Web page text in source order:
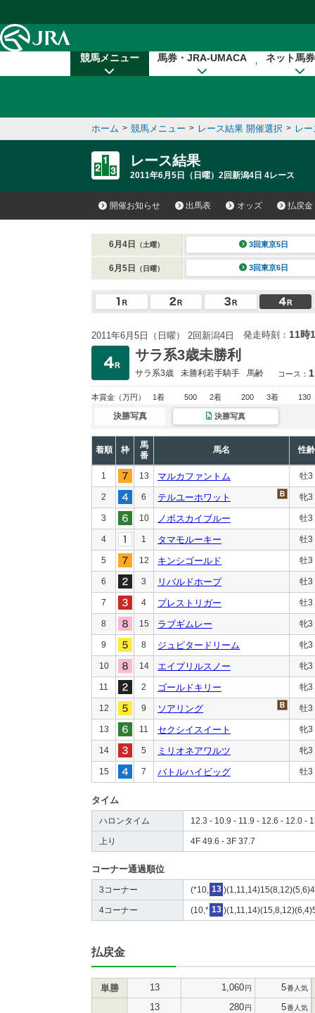
競馬メニュー 馬券・JRA-UMACA ネット馬
ホーム > 競馬メニュー > レース結果 開催選択 > レ
レース結果
2011年6月5日（日曜）2回新潟4日 4レース
開催お知らせ 出馬表 オッズ 払戻金
6月4日 （土曜） 3回東京5日
6月5日 （日曜） 3回東京6日
2011年6月5日（日曜） 2回新潟4日 発走時刻： 11時
サラ系3歳未勝利
サラ系3歳 未勝利若手騎手 馬齢 コース：
本賞金 （万円） 1着 500 2着 200 3着 130
決勝写真 決勝写真
着順 枠
馬
番
馬名 性齢
1 13 マルカファントム 牡3
2 6 テルユーホワット 牝3
3 10 ノボスカイブルー 牡3
4 1 タマモルーキー 牡3
5 12 キンシゴールド 牡3
6 3 リバルドホープ 牡3
7 4 プレストリガー 牡3
8 15 ラブギムレー 牝3
9 8 ジュピタードリーム 牝3
10 14 エイプリルスノー 牝3
11 2 ゴールドキリー 牝3
12 9 ソアリング 牡3
13 11 セクシイスイート 牝3
14 5 ミリオネアワルツ 牝3
15 7 バトルハイビッグ 牡3
タイム
ハロンタイム 12.3 - 10.9 - 11.9 - 12.6 - 12.0 -
上り 4F 49.6 - 3F 37.7
コーナー通過順位
3コーナー (*10, 13
4コーナー (10,* 13
払戻金
単勝 13 1,060円 5番人気
13 280円 5番人気